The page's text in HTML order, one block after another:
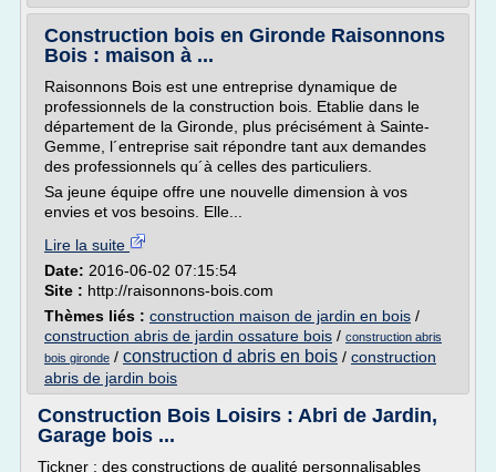
Construction bois en Gironde Raisonnons
Bois : maison à ...
Raisonnons Bois est une entreprise dynamique de
professionnels de la construction bois. Etablie dans le
département de la Gironde, plus précisément à Sainte-
Gemme, l´entreprise sait répondre tant aux demandes
des professionnels qu´à celles des particuliers.
Sa jeune équipe offre une nouvelle dimension à vos
envies et vos besoins. Elle...
Lire la suite
Date: 2016-06-02 07:15:54
Site : http://raisonnons-bois.com
Thèmes liés : construction maison de jardin en bois /
construction abris de jardin ossature bois / construction abris
bois gironde / construction d abris en bois / construction
abris de jardin bois
Construction Bois Loisirs : Abri de Jardin,
Garage bois ...
Tickner : des constructions de qualité personnalisables